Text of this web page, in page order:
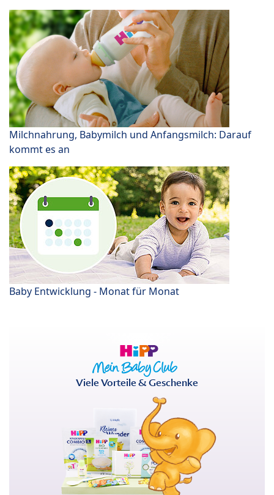
Milchnahrung, Babymilch und Anfangsmilch: Darauf
kommt es an
Baby Entwicklung - Monat für Monat
Viele Vorteile & Geschenke